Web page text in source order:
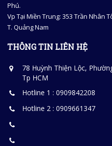
Phú.
Vp Tại Miền Trung: 353 Trần Nhân
T. Quảng Nam
THÔNG TIN LIÊN HỆ
78 Huỳnh Thiện Lộc,
Tp HCM
Hotline 1 : 0909842208
Hotline 2 : 0909661347